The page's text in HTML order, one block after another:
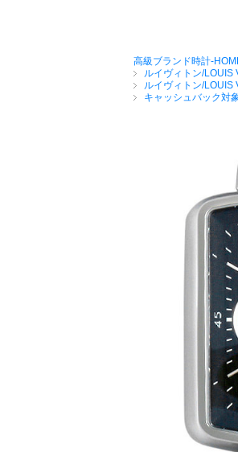
高級ブランド時計-
ルイヴィトン/LOUIS
ルイヴィトン/LOUIS
キャッシュバック対